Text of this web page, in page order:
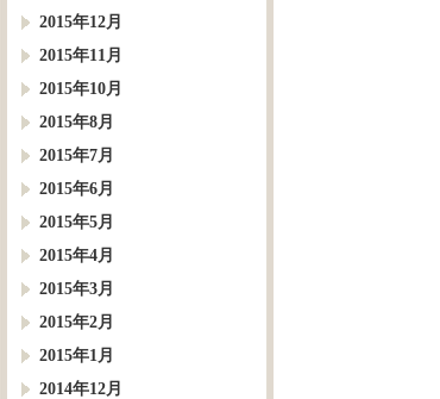
2015年12月
2015年11月
2015年10月
2015年8月
2015年7月
2015年6月
2015年5月
2015年4月
2015年3月
2015年2月
2015年1月
2014年12月